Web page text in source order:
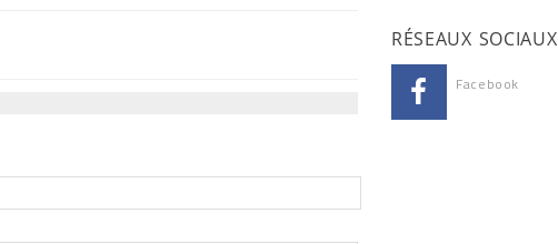
RÉSEAUX SOCIAUX
Facebook